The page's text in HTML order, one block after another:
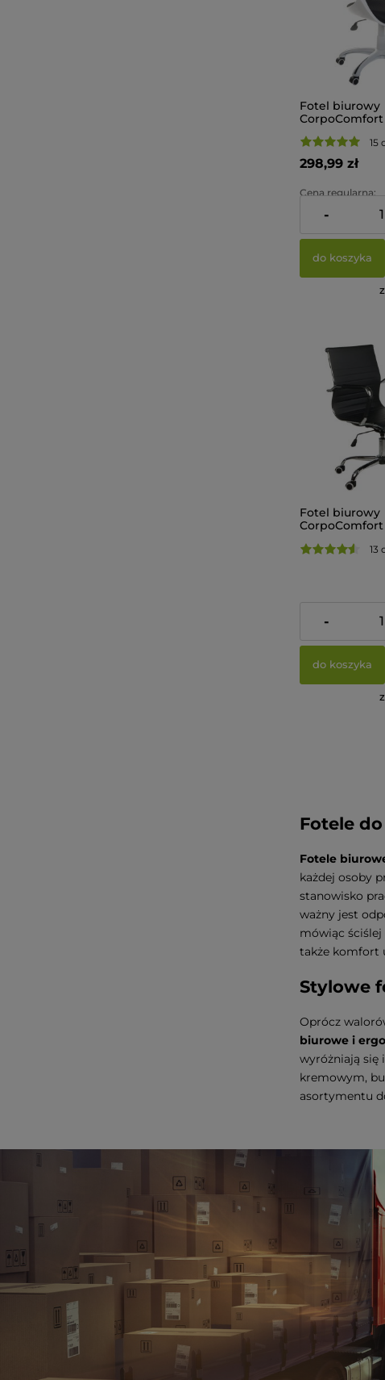
Fotel biurowy
CorpoComfort
15
298,99 zł
Cena regularna:
Najniższa cena:
-
do koszyka
Fotel biurowy
CorpoComfort
13
479,00 zł
-
do koszyka
Fotele
Fotele
każdej osoby
stanowisko
ważny jest
mówiąc ściślej
także komfort
Stylowe
Oprócz
biurowe i
wyróżniają się
kremowym,
asortymentu